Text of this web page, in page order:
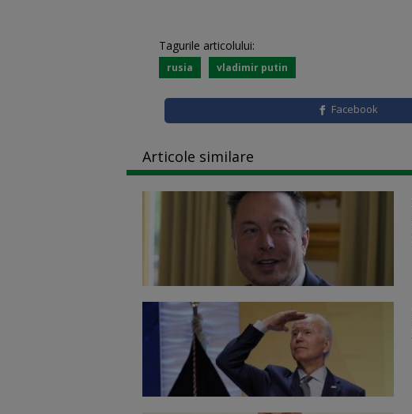
Tagurile articolului:
rusia vladimir putin
Facebook
Articole similare